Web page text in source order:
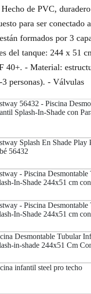
de PVC,
para ser
formados por 3
del tanque: 244 x 51
40+. - Material:
personas). - Válvulas
56432 - Piscina
Splash-In-Shade con
Splash En Shade Play
56432
- Piscina
In-Shade 244x51 cm
- Piscina
In-Shade 244x51 cm
Desmontable Tubular
in-shade 244x51 Cm
infantil steel pro techo